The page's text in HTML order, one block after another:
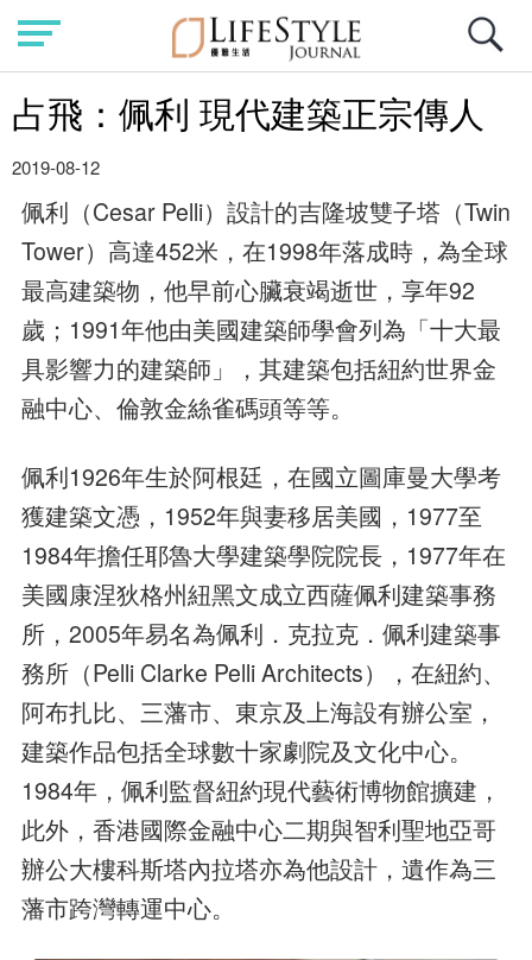
占飛：佩利 現代建築正宗傳人
2019-08-12
佩利（Cesar Pelli）設計的吉隆坡雙子塔（Twin
Tower）高達452米，在1998年落成時，為全球
最高建築物，他早前心臟衰竭逝世，享年92
歲；1991年他由美國建築師學會列為「十大最
具影響力的建築師」，其建築包括紐約世界金
融中心、倫敦金絲雀碼頭等等。
佩利1926年生於阿根廷，在國立圖庫曼大學考
獲建築文憑，1952年與妻移居美國，1977至
1984年擔任耶魯大學建築學院院長，1977年在
美國康涅狄格州紐黑文成立西薩佩利建築事務
所，2005年易名為佩利．克拉克．佩利建築事
務所（Pelli Clarke Pelli Architects），在紐約、
阿布扎比、三藩市、東京及上海設有辦公室，
建築作品包括全球數十家劇院及文化中心。
1984年，佩利監督紐約現代藝術博物館擴建，
此外，香港國際金融中心二期與智利聖地亞哥
辦公大樓科斯塔內拉塔亦為他設計，遺作為三
藩市跨灣轉運中心。